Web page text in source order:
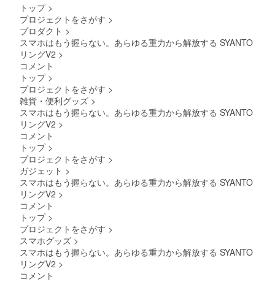
トップ >
プロジェクトをさがす >
プロダクト >
スマホはもう握らない。あらゆる重力から解放する SYANTO
リングV2 >
コメント
トップ >
プロジェクトをさがす >
雑貨・便利グッズ >
スマホはもう握らない。あらゆる重力から解放する SYANTO
リングV2 >
コメント
トップ >
プロジェクトをさがす >
ガジェット >
スマホはもう握らない。あらゆる重力から解放する SYANTO
リングV2 >
コメント
トップ >
プロジェクトをさがす >
スマホグッズ >
スマホはもう握らない。あらゆる重力から解放する SYANTO
リングV2 >
コメント